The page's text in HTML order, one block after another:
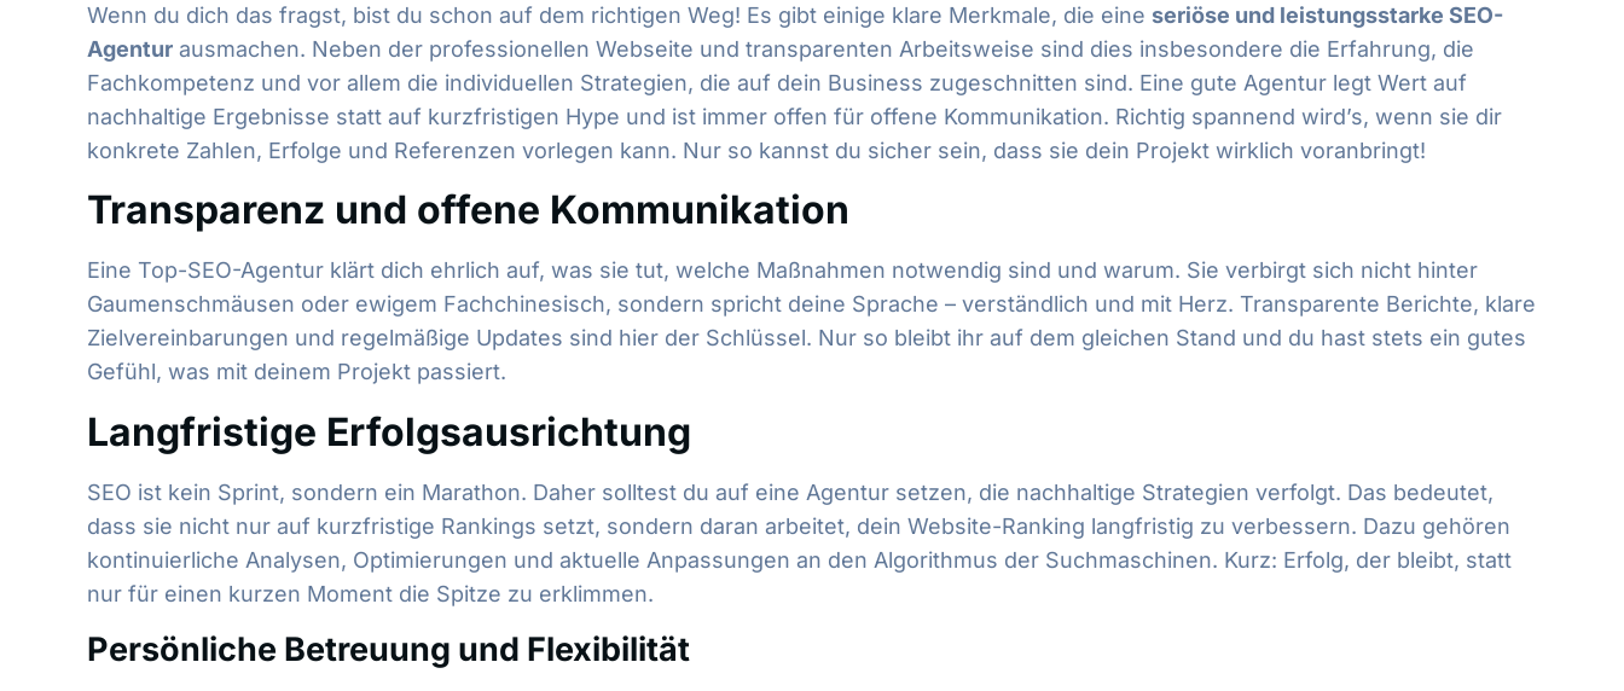
Wenn du dich das fragst, bist du schon auf dem richtigen Weg! Es gibt einige klare Merkmale, die eine seriöse und leistungsstarke SEO-
Agentur ausmachen. Neben der professionellen Webseite und transparenten Arbeitsweise sind dies insbesondere die Erfahrung, die
Fachkompetenz und vor allem die individuellen Strategien, die auf dein Business zugeschnitten sind. Eine gute Agentur legt Wert auf
nachhaltige Ergebnisse statt auf kurzfristigen Hype und ist immer offen für offene Kommunikation. Richtig spannend wird’s, wenn sie dir
konkrete Zahlen, Erfolge und Referenzen vorlegen kann. Nur so kannst du sicher sein, dass sie dein Projekt wirklich voranbringt!
Transparenz und offene Kommunikation
Eine Top-SEO-Agentur klärt dich ehrlich auf, was sie tut, welche Maßnahmen notwendig sind und warum. Sie verbirgt sich nicht hinter
Gaumenschmäusen oder ewigem Fachchinesisch, sondern spricht deine Sprache – verständlich und mit Herz. Transparente Berichte, klare
Zielvereinbarungen und regelmäßige Updates sind hier der Schlüssel. Nur so bleibt ihr auf dem gleichen Stand und du hast stets ein gutes
Gefühl, was mit deinem Projekt passiert.
Langfristige Erfolgsausrichtung
SEO ist kein Sprint, sondern ein Marathon. Daher solltest du auf eine Agentur setzen, die nachhaltige Strategien verfolgt. Das bedeutet,
dass sie nicht nur auf kurzfristige Rankings setzt, sondern daran arbeitet, dein Website-Ranking langfristig zu verbessern. Dazu gehören
kontinuierliche Analysen, Optimierungen und aktuelle Anpassungen an den Algorithmus der Suchmaschinen. Kurz: Erfolg, der bleibt, statt
nur für einen kurzen Moment die Spitze zu erklimmen.
Persönliche Betreuung und Flexibilität